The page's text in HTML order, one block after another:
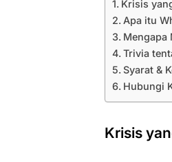
Krisis
Apa itu
Mengapa
Trivia
Syarat &
Hubungi
Krisis